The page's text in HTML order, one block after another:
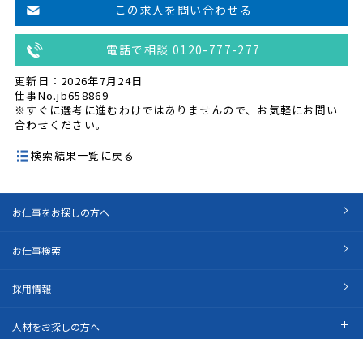
この求人を問い合わせる
電話で相談 0120-777-277
更新日：2026年7月24日
仕事No.jb658869
※すぐに選考に進むわけではありませんので、お気軽にお問い
合わせください。
検索結果一覧に戻る
お仕事をお探しの方へ
お仕事検索
採用情報
人材をお探しの方へ